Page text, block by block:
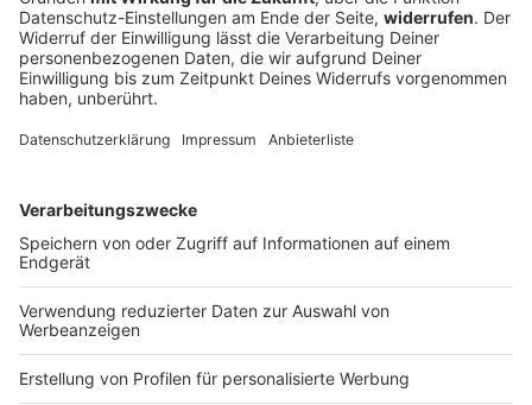
DEINE GEMERKTEN ARTIKEL
Du hast dir noch keine Artikel gemerkt
Markiere sie hierfür mit einem